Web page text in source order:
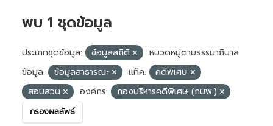
พบ 1 ชุดข้อมูล
ประเภทชุดข้อมูล: ข้อมูลสถิติ
หมวดหมู่ตามธรรมาภิบาล
ข้อมูล:
ข้อมูลสาธารณะ แท็ค:
คดีพิเศษ
สอบสวน
องค์กร: กองบริหารคดีพิเศษ (กบพ.)
กรองผลลัพธ์